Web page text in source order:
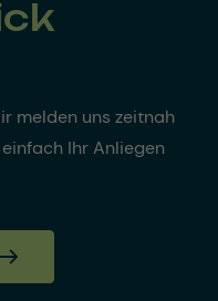
melden uns zeitnah
Ihr Anliegen